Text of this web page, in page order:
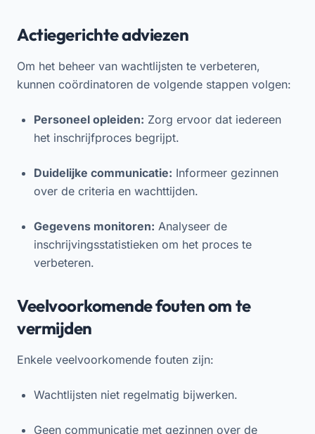
Actiegerichte adviezen
Om het beheer van wachtlijsten te verbeteren,
kunnen coördinatoren de volgende stappen volgen:
Personeel opleiden: Zorg ervoor dat iedereen
het inschrijfproces begrijpt.
Duidelijke communicatie: Informeer gezinnen
over de criteria en wachttijden.
Gegevens monitoren: Analyseer de
inschrijvingsstatistieken om het proces te
verbeteren.
Veelvoorkomende fouten om te
vermijden
Enkele veelvoorkomende fouten zijn:
Wachtlijsten niet regelmatig bijwerken.
Geen communicatie met gezinnen over de